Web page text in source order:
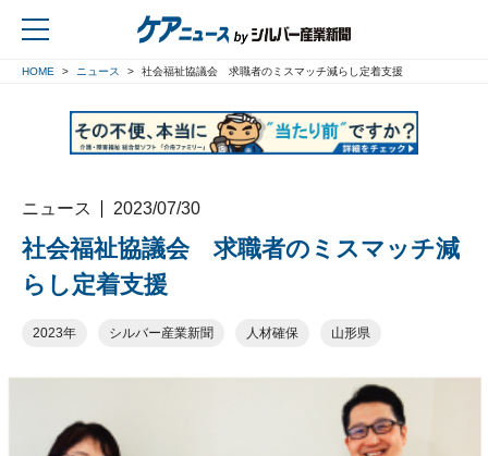
HOME ニュース 社会福祉協議会 求職者のミスマッチ減らし定着支援
ニュース 2023/07/30
社会福祉協議会 求職者のミスマッチ減
らし定着支援
2023年 シルバー産業新聞 人材確保 山形県